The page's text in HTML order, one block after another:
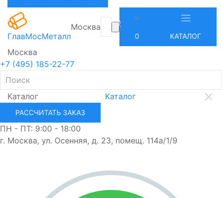
ГлавМосМеталл
Москва
0 КАТАЛОГ
Москва
+7 (495) 185-22-77
Каталог Каталог
РАССЧИТАТЬ ЗАКАЗ
ПН - ПТ: 9:00 - 18:00
г. Москва, ул. Осенняя, д. 23, помещ. 114а/1/9